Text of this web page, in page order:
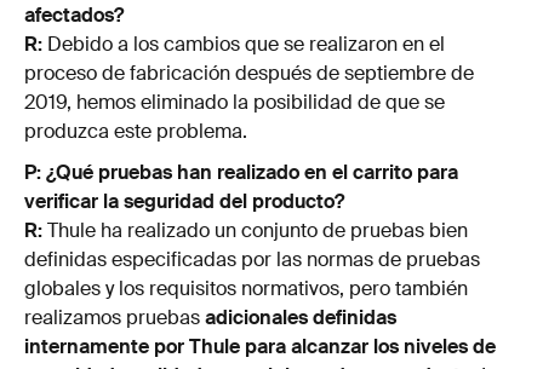
afectados?
R: Debido a los cambios que se realizaron en el
proceso de fabricación después de septiembre de
2019, hemos eliminado la posibilidad de que se
produzca este problema.
P: ¿Qué pruebas han realizado en el carrito para
verificar la seguridad del producto?
R:Thule ha realizado un conjunto de pruebas bien
definidas especificadas por las normas de pruebas
globales y los requisitos normativos, pero también
realizamos pruebasadicionales definidas
internamente por Thule para alcanzar los niveles de